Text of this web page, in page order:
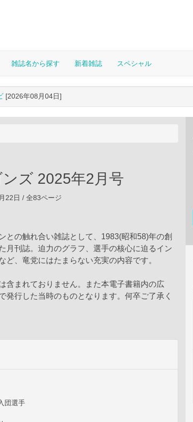
雑誌名から探す 新着雑誌 スペシャル
[2026年08月04日]
ズ 2025年2月号
22日 / 全83ページ
との触れ合い雑誌として、1983(昭和58)年の創
月刊誌。迫力のグラフ、選手の核心に迫るイン
ど、竜党にはたまらない充実の内容です。
含まれておりません。また本電子書籍内の広
発行した当時のものとなります。何卒ご了承く
団選手